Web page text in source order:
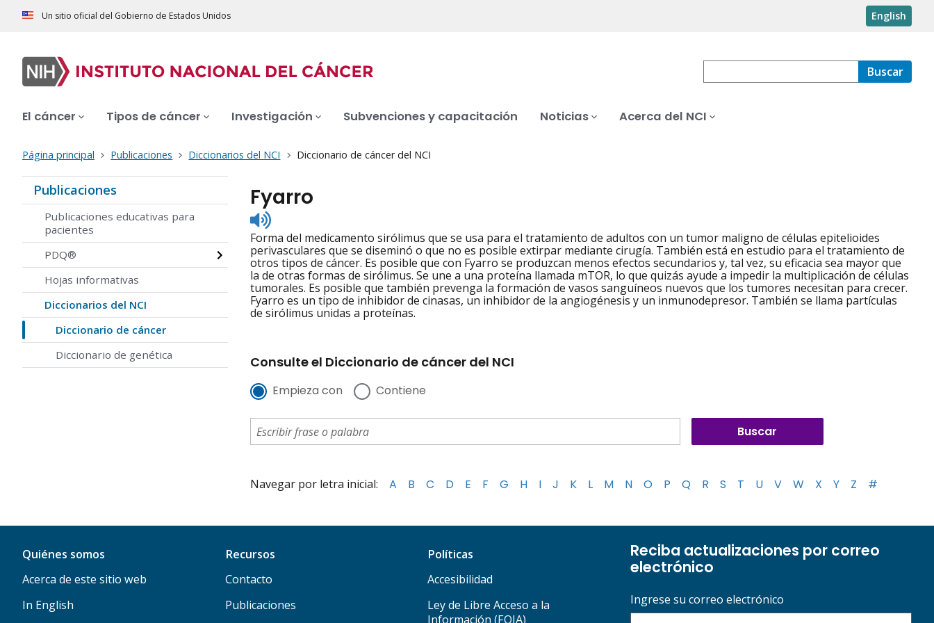
Un sitio oficial del Gobierno de Estados Unidos English
Buscar
El cáncer Tipos de cáncer Investigación Subvenciones y capacitación Noticias Acerca del NCI
Página principal Publicaciones Diccionarios del NCI Diccionario de cáncer del NCI
Publicaciones
Publicaciones educativas para
pacientes
PDQ®
Hojas informativas
Diccionarios del NCI
Diccionario de cáncer
Diccionario de genética
Fyarro
Listen
to
pronunciation
Forma del medicamento sirólimus que se usa para el tratamiento de adultos con un tumor maligno de células epitelioides
perivasculares que se diseminó o que no es posible extirpar mediante cirugía. También está en estudio para el tratamiento de
otros tipos de cáncer. Es posible que con Fyarro se produzcan menos efectos secundarios y, tal vez, su eficacia sea mayor que
la de otras formas de sirólimus. Se une a una proteína llamada mTOR, lo que quizás ayude a impedir la multiplicación de células
tumorales. Es posible que también prevenga la formación de vasos sanguíneos nuevos que los tumores necesitan para crecer.
Fyarro es un tipo de inhibidor de cinasas, un inhibidor de la angiogénesis y un inmunodepresor. También se llama partículas
de sirólimus unidas a proteínas.
Consulte el Diccionario de cáncer del NCI
Empieza con Contiene
Navegar por letra inicial: A B C D E F G H I J K L M N O P Q R S T U V W X Y Z #
Quiénes somos
Acerca de este sitio web
In English
Recursos
Contacto
Publicaciones
Políticas
Accesibilidad
Ley de Libre Acceso a la
Información (FOIA)
Reciba actualizaciones por correo
electrónico
Ingrese su correo electrónico